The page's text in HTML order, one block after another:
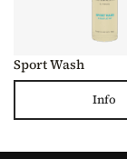
Sport Wash
Info